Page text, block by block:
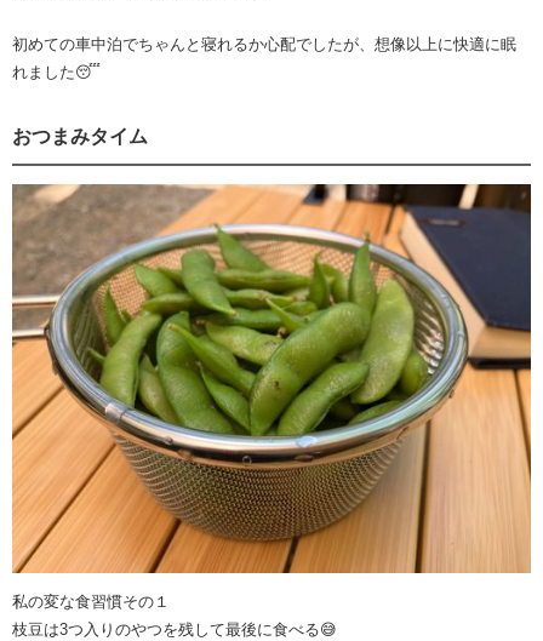
初めての車中泊でちゃんと寝れるか心配でしたが、想像以上に快適に眠
れました😴
おつまみタイム
私の変な食習慣その１
枝豆は3つ入りのやつを残して最後に食べる😅